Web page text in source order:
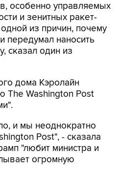
особенно управляемых
и зенитных ракет-
из причин, почему
передумал наносить
сказал один из
дома Кэролайн
The Washington Post
и мы неоднократно
Post", - сказала
"любит министра и
огромную